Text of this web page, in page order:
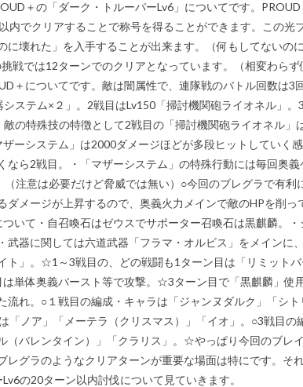
＋の「ダーク・トルーパーLv6」についてです。
内でクリアすることで称号を得ることができます。この光
に壊れた」を入手することが出来ます。（何もしてないの
戦では12ターンでのクリアとなっています。（相変わらず
＋についてです。敵は闇属性で、連隊戦のバトル回数は3
ステム×２」。2戦目はLv150「掃討機関砲ライオネル」。
の特殊技の特徴として2戦目の「掃討機関砲ライオネル」
ーシステム」は2000ダメージほどが多段ヒットしていく
なら2戦目。・「マザーシステム」の特殊行動には毎回奥義
注意は必要だけど脅威では無い）○今回のブレグラで有利
ダメージが上昇するので、奥義火力メインで敵のHPを削っ
いて・自召喚石はゼウスでサポーター召喚石は黒麒麟。・
武器に関しては六道武器「フラマ・オルビス」をメインに
ト」。☆1～3戦目の、どの戦闘も1ターン目は「リミットバ
単体奥義バースト等で攻撃。☆3ターン目で「黒麒麟」使
流れ。○１戦目の編成・キャラは「ジャンヌダルク」「シト
「ノア」「メーテラ（クリスマス）」「イオ」。○3戦目の
（バレンタイン）」「クラリス」。☆やっぱり今回のブレ
レグラのようなクリアターンが重要な場面は特にです。そ
の20ターン以内討伐について見ていきます。